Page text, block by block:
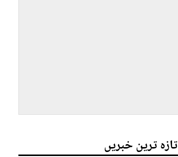
تازہ ترین خبریں